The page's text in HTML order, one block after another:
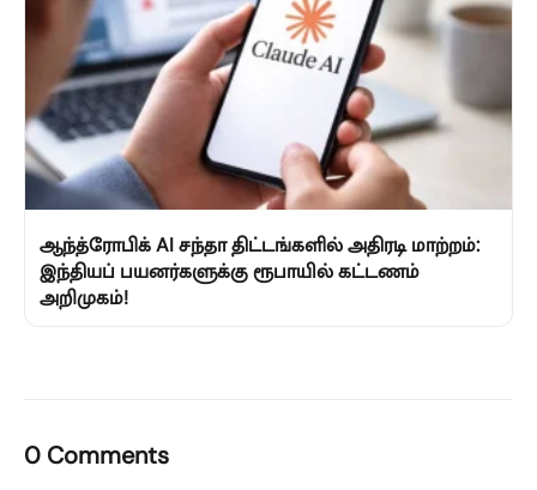
ஆந்த்ரோபிக் AI சந்தா திட்டங்களில் அதிரடி மாற்றம்:
இந்தியப் பயனர்களுக்கு ரூபாயில் கட்டணம்
அறிமுகம்!
0 Comments